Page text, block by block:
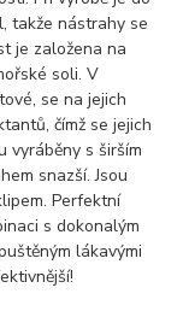
takže nástrahy se
je založena na
soli. V
se na jejich
čímž se jejich
vyráběny s širším
snazší. Jsou
Perfektní
s dokonalým
lákavými